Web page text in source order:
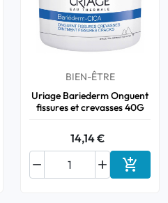
au panier
BIEN-ÊTRE
Uriage Bariederm Onguent
fissures et crevasses 40G
14,14 €

 